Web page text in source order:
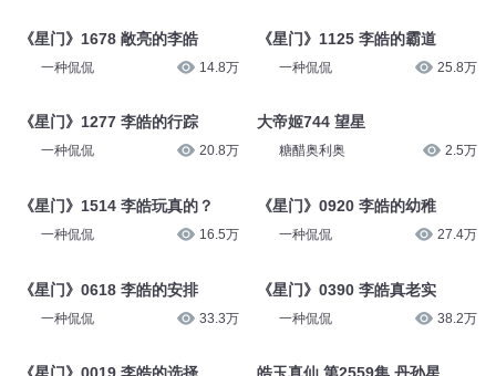
《星门》1678 敞亮的李皓
一种侃侃 14.8万
《星门》1277 李皓的行踪
一种侃侃 20.8万
《星门》1514 李皓玩真的？
一种侃侃 16.5万
《星门》0618 李皓的安排
一种侃侃 33.3万
《星门》1125 李皓的霸道
一种侃侃 25.8万
大帝姬744 望星
糖醋奥利奥 2.5万
《星门》0920 李皓的幼稚
一种侃侃 27.4万
《星门》0390 李皓真老实
一种侃侃 38.2万